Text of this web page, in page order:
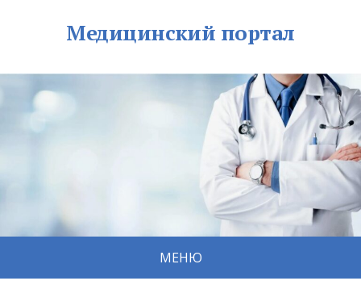
Медицинский портал
МЕНЮ